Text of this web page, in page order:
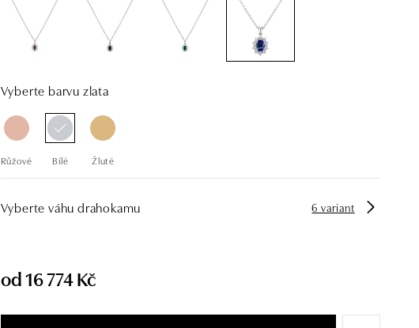
Vyberte barvu zlata
Růžové Bílé Žluté
Vyberte váhu drahokamu 6 variant
od 16 774 Kč